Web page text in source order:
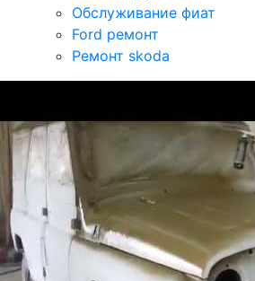
Обслуживание фиат
Ford ремонт
Ремонт skoda